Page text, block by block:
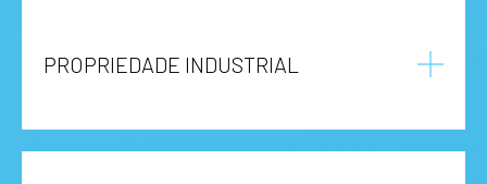
PROPRIEDADE INDUSTRIAL